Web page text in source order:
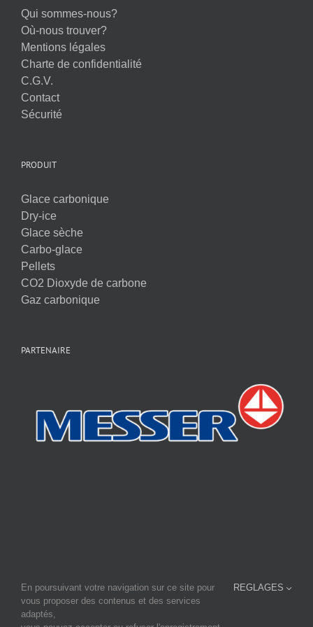
Qui sommes-nous?
Où-nous trouver?
Mentions légales
Charte de confidentialité
C.G.V.
Contact
Sécurité
PRODUIT
Glace carbonique
Dry-ice
Glace sèche
Carbo-glace
Pellets
CO2 Dioxyde de carbone
Gaz carbonique
PARTENAIRE
En savoir plus sur notre site principal: www.fourage-cti.fr
et consulter notre site sur la micro-brasseriewww.micro-brasserie.fr
FOURAGE-CTI - Tournebride - BP37 - F-44690 LA HAYE FOUASSIÈRE
En poursuivant votre navigation sur ce site pour
vous proposer des contenus et des services
adaptés,
REGLAGES